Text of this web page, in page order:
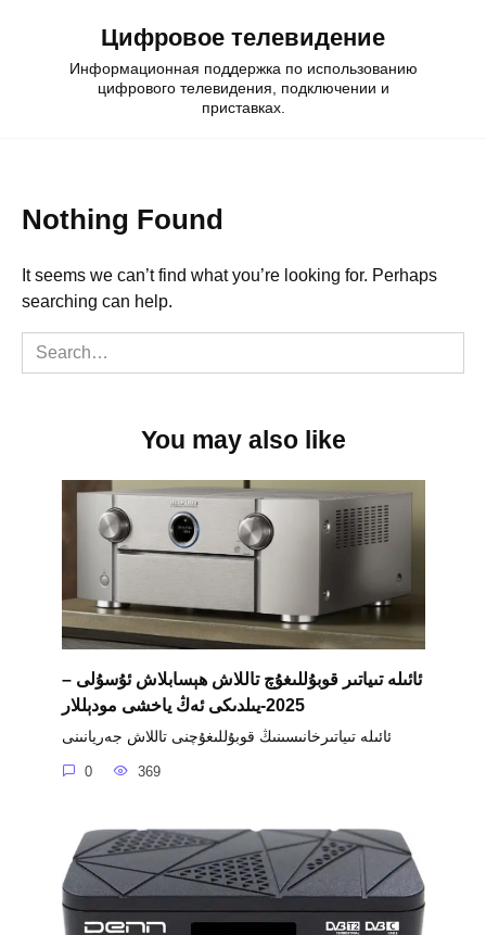
Цифровое телевидение
Информационная поддержка по использованию
цифрового телевидения, подключении и
приставках.
Nothing Found
It seems we can’t find what you’re looking for. Perhaps
searching can help.
Search
for:
You may also like
ئائىلە تىياتىر قوبۇللىغۇچ تاللاش ھېسابلاش ئۇسۇلى –
2025-يىلدىكى ئەڭ ياخشى مودېللار
ئائىلە تىياتىرخانىسىنىڭ قوبۇللىغۇچنى تاللاش جەريانىنى
0 369